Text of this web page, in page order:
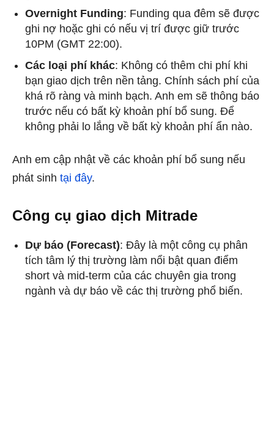
Overnight Funding: Funding qua đêm sẽ được
ghi nợ hoặc ghi có nếu vị trí được giữ trước
10PM (GMT 22:00).
Các loại phí khác: Không có thêm chi phí khi
bạn giao dịch trên nền tảng. Chính sách phí của
khá rõ ràng và minh bạch. Anh em sẽ thông báo
trước nếu có bất kỳ khoản phí bổ sung. Để
không phải lo lắng về bất kỳ khoản phí ẩn nào.
Anh em cập nhật về các khoản phí bổ sung nếu
phát sinh tại đây.
Công cụ giao dịch Mitrade
Dự báo (Forecast): Đây là một công cụ phân
tích tâm lý thị trường làm nổi bật quan điểm
short và mid-term của các chuyên gia trong
ngành và dự báo về các thị trường phổ biến.